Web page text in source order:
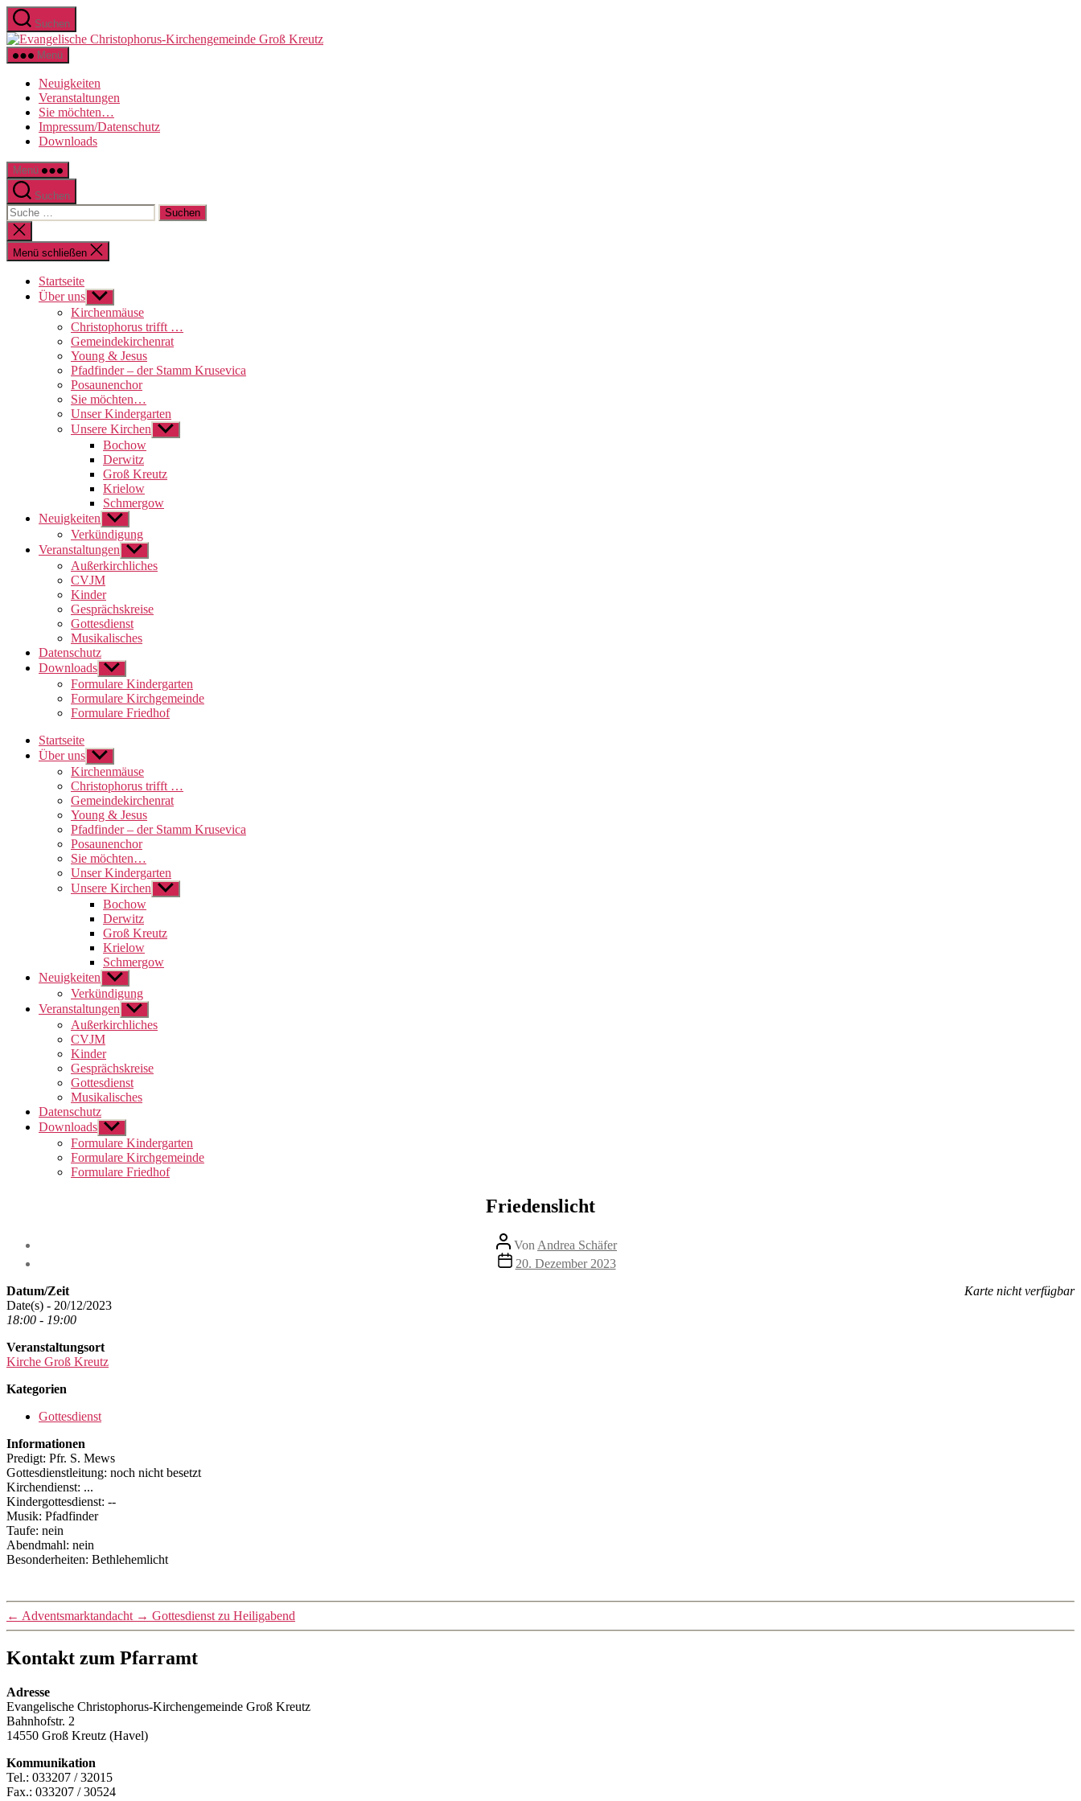
Direkt
zum
Inhalt
wechseln
Suchen
Evangelische
Menü
Neuigkeiten
Veranstaltungen
Sie möchten…
Impressum/Datenschutz
Downloads
Menü
Suchen
Suche
nach:
Suche
schließen
Menü schließen
Startseite
Über uns Untermenü
anzeigen
Kirchenmäuse
Christophorus trifft …
Gemeindekirchenrat
Young & Jesus
Pfadfinder – der Stamm Krusevica
Posaunenchor
Sie möchten…
Unser Kindergarten
Unsere Kirchen Untermenü
anzeigen
Bochow
Derwitz
Groß Kreutz
Krielow
Schmergow
Neuigkeiten Untermenü
anzeigen
Verkündigung
Veranstaltungen Untermenü
anzeigen
Außerkirchliches
CVJM
Kinder
Gesprächskreise
Gottesdienst
Musikalisches
Datenschutz
Downloads Untermenü
anzeigen
Formulare Kindergarten
Formulare Kirchgemeinde
Formulare Friedhof
Startseite
Über uns Untermenü
anzeigen
Kirchenmäuse
Christophorus trifft …
Gemeindekirchenrat
Young & Jesus
Pfadfinder – der Stamm Krusevica
Posaunenchor
Sie möchten…
Unser Kindergarten
Unsere Kirchen Untermenü
anzeigen
Bochow
Derwitz
Groß Kreutz
Krielow
Schmergow
Neuigkeiten Untermenü
anzeigen
Verkündigung
Veranstaltungen Untermenü
anzeigen
Außerkirchliches
CVJM
Kinder
Gesprächskreise
Gottesdienst
Musikalisches
Datenschutz
Downloads Untermenü
anzeigen
Formulare Kindergarten
Formulare Kirchgemeinde
Formulare Friedhof
Friedenslicht
Beitragsautor
Von Andrea Schäfer
Beitragsdatum
20. Dezember 2023
Karte nicht verfügbar
Datum/Zeit
Date(s) - 20/12/2023
18:00 - 19:00
Veranstaltungsort
Kirche Groß Kreutz
Kategorien
Gottesdienst
Informationen
Predigt: Pfr. S. Mews
Gottesdienstleitung: noch nicht besetzt
Kirchendienst: ...
Kindergottesdienst: --
Musik: Pfadfinder
Taufe: nein
Abendmahl: nein
Besonderheiten: Bethlehemlicht
← Adventsmarktandacht → Gottesdienst zu Heiligabend
Kontakt zum Pfarramt
Adresse
Evangelische Christophorus-Kirchengemeinde Groß Kreutz
Bahnhofstr. 2
14550 Groß Kreutz (Havel)
Kommunikation
Tel.: 033207 / 32015
Fax.: 033207 / 30524